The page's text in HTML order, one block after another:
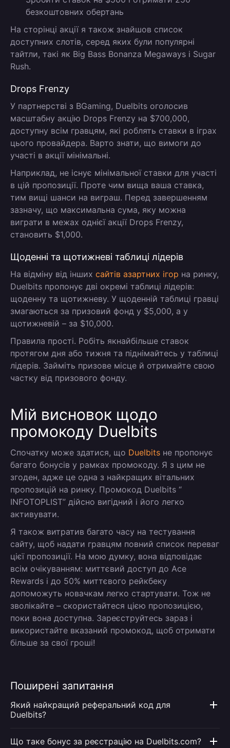
безкоштовних обертань
На сторінці акції я також знайшов список
доступних слотів, серед яких були популярні
тайтли, такі як Big Bass Bonanza Megaways і Sugar
Rush.
Drops Frenzy
У партнерстві з BGaming, Duelbits оголосив
масштабну акцію Drops Frenzy на $700,000,
доступну всім гравцям, які роблять ставки в іграх
цього провайдера. Варто знати, що вимоги до
участі в акції мінімальні.
Наприклад, не існує мінімальної ставки для участі
в цій пропозиції. Проте чим вища ваша ставка,
тим вищі шанси на виграш. Перед завершенням
зазначу, що максимальна сума, яку можна
виграти в межах однієї акції Drops Frenzy,
становить $1,000.
Щоденні та щотижневі таблиці лідерів
На відміну від інших сайтів азартних ігор на ринку,
Duelbits пропонує дві окремі таблиці лідерів:
щоденну та щотижневу. У щоденній таблиці гравці
змагаються за призовий фонд у $5,000, а у
щотижневій – за $10,000.
Правила прості. Робіть якнайбільше ставок
протягом дня або тижня та піднімайтесь у таблиці
лідерів. Займіть призове місце й отримайте свою
частку від призового фонду.
Мій висновок щодо
промокоду Duelbits
Спочатку може здатися, що Duelbits не пропонує
багато бонусів у рамках промокоду. Я з цим не
згоден, адже це одна з найкращих вітальних
пропозицій на ринку. Промокод Duelbits “
INFOTOPLIST” дійсно вигідний і його легко
активувати.
Я також витратив багато часу на тестування
сайту, щоб надати гравцям повний список переваг
цієї пропозиції. На мою думку, вона відповідає
всім очікуванням: миттєвий доступ до Ace
Rewards і до 50% миттєвого рейкбеку
допоможуть новачкам легко стартувати. Тож не
зволікайте – скористайтеся цією пропозицією,
поки вона доступна. Зареєструйтесь зараз і
використайте вказаний промокод, щоб отримати
більше за свої гроші!
Поширені запитання
Який найкращий реферальний код для
Duelbits?
Що таке бонус за реєстрацію на Duelbits.com?